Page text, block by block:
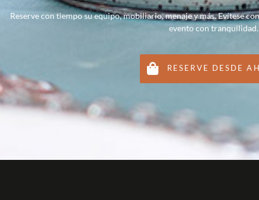
Reserve con tiempo su equipo, mobiliario, menaje y más. Evítese
evento con tranquilidad.
RESERVE DESDE